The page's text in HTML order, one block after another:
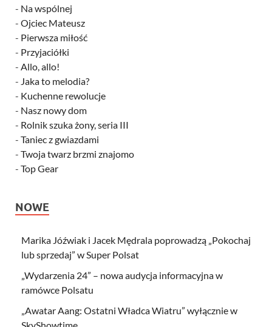
- Na wspólnej
- Ojciec Mateusz
- Pierwsza miłość
- Przyjaciółki
- Allo, allo!
- Jaka to melodia?
- Kuchenne rewolucje
- Nasz nowy dom
- Rolnik szuka żony, seria III
- Taniec z gwiazdami
- Twoja twarz brzmi znajomo
- Top Gear
NOWE
Marika Jóźwiak i Jacek Mędrala poprowadzą „Pokochaj
lub sprzedaj” w Super Polsat
„Wydarzenia 24” – nowa audycja informacyjna w
ramówce Polsatu
„Awatar Aang: Ostatni Władca Wiatru” wyłącznie w
SkyShowtime